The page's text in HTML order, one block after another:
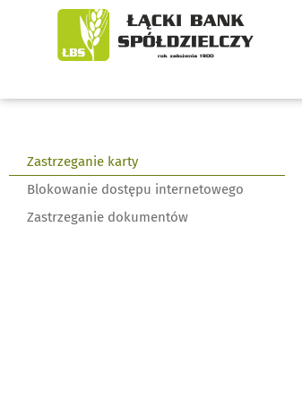
Zastrzeganie karty
Blokowanie dostępu internetowego
Zastrzeganie dokumentów